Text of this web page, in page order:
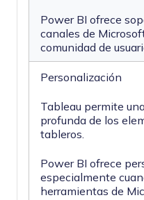
Power BI ofrece
canales de
comunidad de
Personalización
Tableau permite
profunda de los
tableros.
Power BI ofrece
especialmente
herramientas de